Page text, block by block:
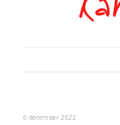
6 december 2022